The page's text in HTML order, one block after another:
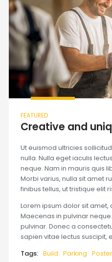
FEATURED
Creative and
Ut euismod ultricies
nulla. Nulla eget iaculis
neque. Nam in mauris quis
Morbi varius, nulla sit amet
finibus tellus, ut tristique elit
Lorem ipsum dolor sit
Maecenas in pulvinar
pulvinar. Donec a
sapien vitae lectus suscipit,
Tags: Build Parking Poster